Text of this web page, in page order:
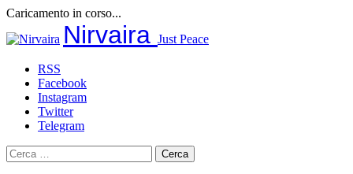
Caricamento in corso...
al
Nirvaira Just Peace
RSS
Facebook
Instagram
Twitter
Telegram
Ricerca
per: